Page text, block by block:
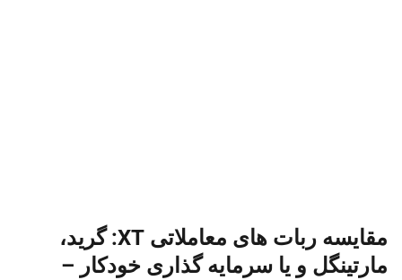
مقایسه ربات های معاملاتی XT: گرید،
مارتینگل و یا سرمایه گذاری خودکار –